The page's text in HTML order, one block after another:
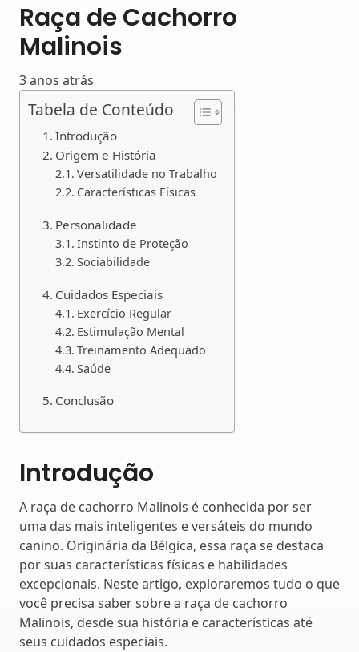
Raça de Cachorro
Malinois
3 anos atrás
Tabela de Conteúdo
Introdução
Origem e História
Versatilidade no Trabalho
Características Físicas
Personalidade
Instinto de Proteção
Sociabilidade
Cuidados Especiais
Exercício Regular
Estimulação Mental
Treinamento Adequado
Saúde
Conclusão
Introdução
A raça de cachorro Malinois é conhecida por ser
uma das mais inteligentes e versáteis do mundo
canino. Originária da Bélgica, essa raça se destaca
por suas características físicas e habilidades
excepcionais. Neste artigo, exploraremos tudo o que
você precisa saber sobre a raça de cachorro
Malinois, desde sua história e características até
seus cuidados especiais.